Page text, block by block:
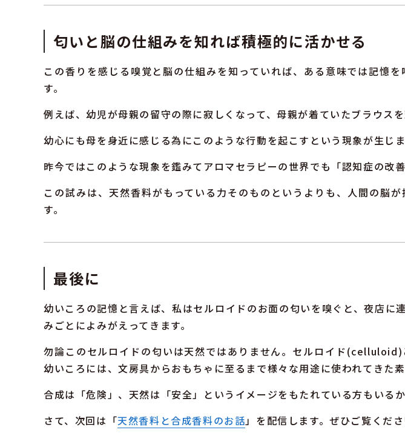
匂いと脳の仕組みを知れば積極的に活かせる
この香りを感じる嗅覚と脳の仕組みを知っていれば、ある意味では記憶
す。
例えば、幼児が母親の留守の際に寂しくなって、母親が着ていたブラウス
幼心にも母を身近に感じる為にこのような行動を起こすという現象が生じ
昨今ではこのような現象を鑑みてアロマセラピーの世界でも「認知症の改
この試みは、天然香料がもっている力そのものというよりも、人間の脳
す。
最後に
幼いころの記憶と言えば、私はセルロイドのお面の匂いを嗅ぐと、夜店
みごとによみがえってきます。
勿論このセルロイドの匂いは天然ではありません。セルロイド
幼いころには、文房具からおもちゃに至るまで様々な用途に使われてきた素
合成は「危険」、天然は「安全」というイメージをもたれている方もい
さて、次回は「天然香料と合成香料のお話」を配信します。ぜひご覧くださ